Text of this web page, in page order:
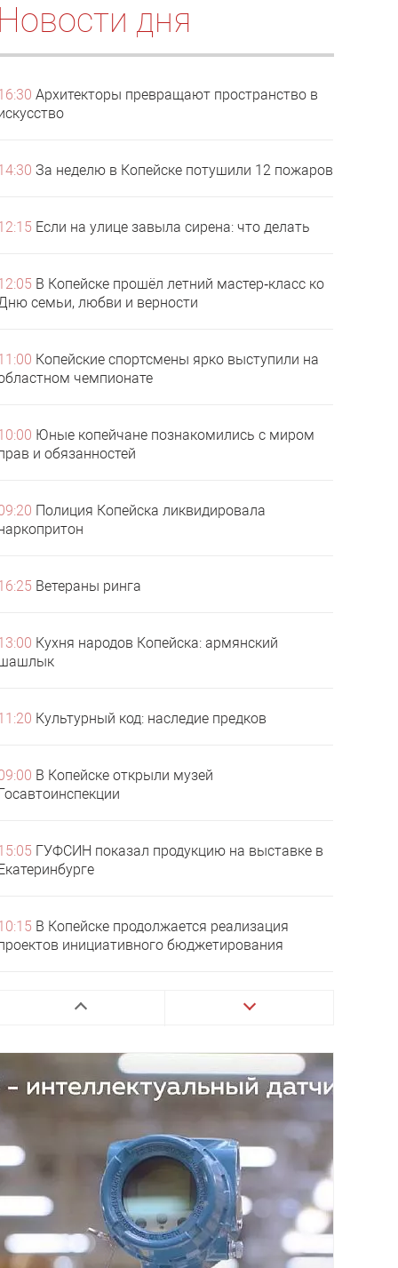
Новости дня
Архитекторы превращают пространство в
За неделю в Копейске потушили 12 пожаров
Если на улице завыла сирена: что делать
В Копейске прошёл летний мастер‑класс ко
семьи, любви и верности
Копейские спортсмены ярко выступили на
чемпионате
Юные копейчане познакомились с миром
и обязанностей
Полиция Копейска ликвидировала
Ветераны ринга
Кухня народов Копейска: армянский
Культурный код: наследие предков
В Копейске открыли музей
ГУФСИН показал продукцию на выставке в
В Копейске продолжается реализация
инициативного бюджетирования
Губернатор Челябинской области Алексей
Светлана Логанова покидает пост главы
Копейского округа
Копейск готовится к мастер‑плану
Как обезопасить питомца в жару